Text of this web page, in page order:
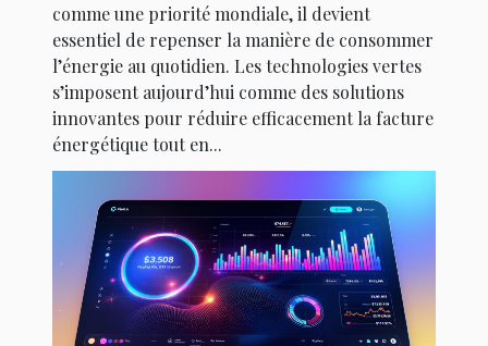
comme une priorité mondiale, il devient
essentiel de repenser la manière de consommer
l’énergie au quotidien. Les technologies vertes
s’imposent aujourd’hui comme des solutions
innovantes pour réduire efficacement la facture
énergétique tout en...